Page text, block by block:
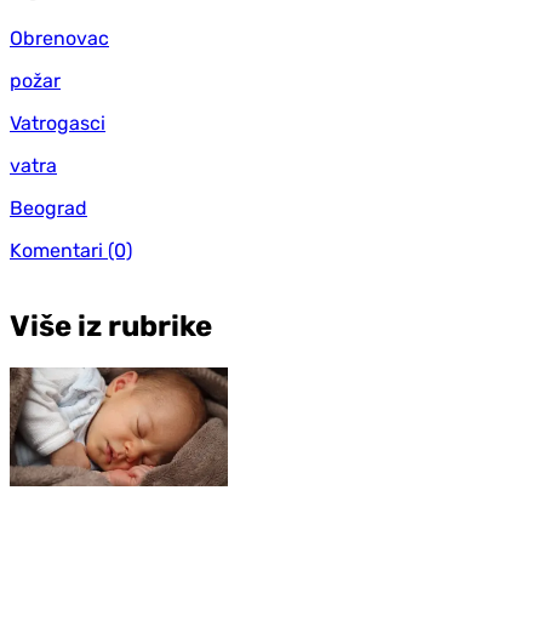
Obrenovac
požar
Vatrogasci
vatra
Beograd
Komentari (0)
Više iz rubrike